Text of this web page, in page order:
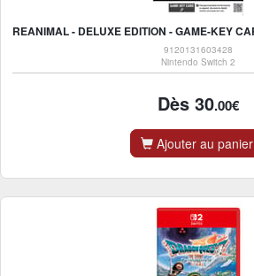
9120131603428
Nintendo Switch 2
Dès 30.00€
Ajouter au panier